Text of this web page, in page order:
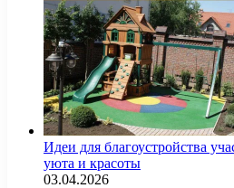
Идеи для благоустройства
уюта и красоты
03.04.2026